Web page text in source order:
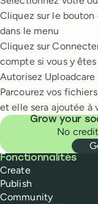
Cliquez sur le bouton
dans le menu
Cliquez sur
compte si vous y êtes
Autorisez
Parcourez vos
et elle sera ajoutée à
Grow your
No
Buffer
Fonctionnalités
Create
Publish
Community